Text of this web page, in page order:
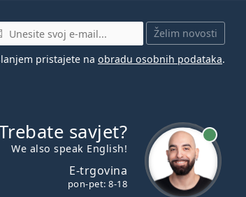
Želim novosti
pristajete na obradu osobnih podataka.
savjet?
We also speak English!
E-trgovina
pon-pet: 8-18